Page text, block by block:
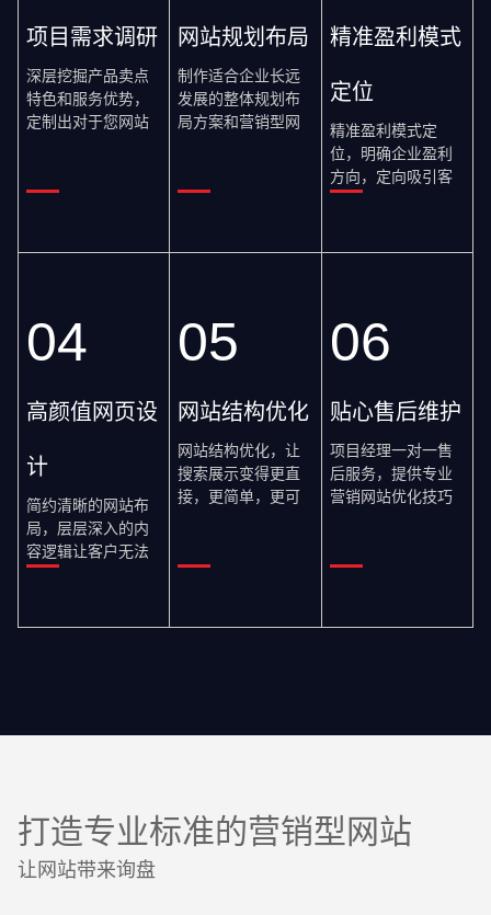
项目需求调研
深层挖掘产品卖点
特色和服务优势，
定制出对于您网站
网站规划布局
制作适合企业长远
发展的整体规划布
局方案和营销型网
精准盈利模式
定位
精准盈利模式定
位，明确企业盈利
方向，定向吸引客
04
高颜值网页设
计
简约清晰的网站布
局，层层深入的内
容逻辑让客户无法
05
网站结构优化
网站结构优化，让
搜索展示变得更直
接，更简单，更可
06
贴心售后维护
项目经理一对一售
后服务，提供专业
营销网站优化技巧
打造专业标准的营销型网站
让网站带来询盘